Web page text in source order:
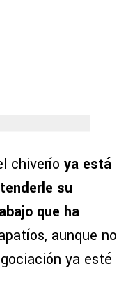
chiverío ya está
su
que ha
aunque no
ya esté